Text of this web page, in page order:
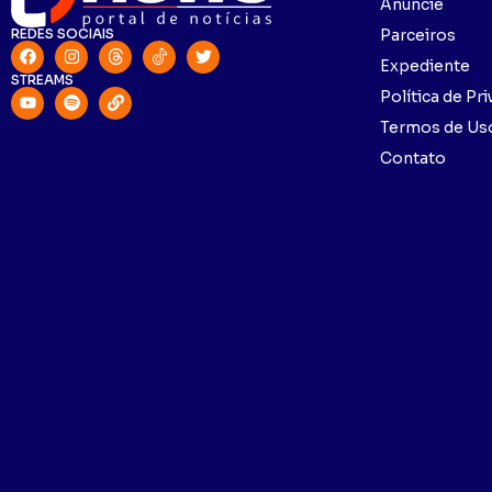
REDES SOCIAIS
STREAMS
Anuncie
Parceiros
Expediente
Política de
Termos de
Contato